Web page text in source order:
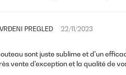
PREGLED 22/11/2023
sont juste sublime et d'un
vente d'exception et la qualité de